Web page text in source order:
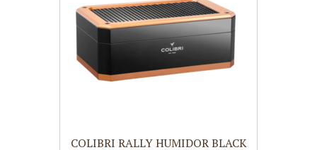
COLIBRI RALLY HUMIDOR BLACK